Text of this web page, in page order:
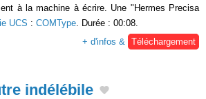
à la machine à écrire. Une "Hermes Precisa
UCS : COMType . Durée : 00:08.
+ d'infos &
Téléchargement
indélébile